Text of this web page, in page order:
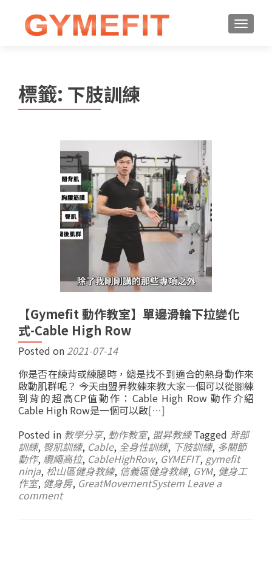
標籤: 下肢訓練
【Gymefit 動作教室】單邊滑輪下拉變化
式-Cable High Row
Posted on 2021-07-14
你是否在練背或練腿時，總是找不到適合的熱身動作來
啟動肌群呢？ 今天由盟昇教練來教大家一個可以從腳練
到背的超高CP值動作：Cable High Row 動作介紹
Cable High Row是一個可以啟[…]
Posted in 教學分享, 動作教室, 盟昇教練 Tagged 背部
訓練, 臀肌訓練, Cable, 全身性訓練, 下肢訓練, 多關節
動作, 纜繩高拉, CableHighRow, GYMEFIT, gymefit
ninja, 松山區健身教練, 信義區健身教練, GYM, 健身工
作室, 健身房, GreatMovementSystem Leave a
comment